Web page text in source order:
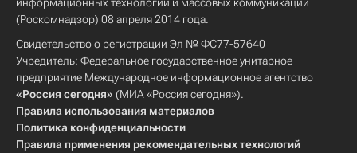
(Роскомнадзор) 08 апреля 2014 года.
Свидетельство о регистрации Эл № ФС77-57640
Учредитель: Федеральное государственное унитарное
предприятие Международное информационное агентство
«Россия сегодня» (МИА «Россия сегодня»).
Правила использования материалов
Политика конфиденциальности
Правила применения рекомендательных технологий